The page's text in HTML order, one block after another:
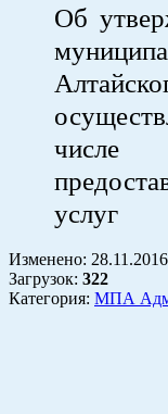
Об
числе
услуг
Изменено: 28.11.2016
Загрузок: 322
Категория: МПА